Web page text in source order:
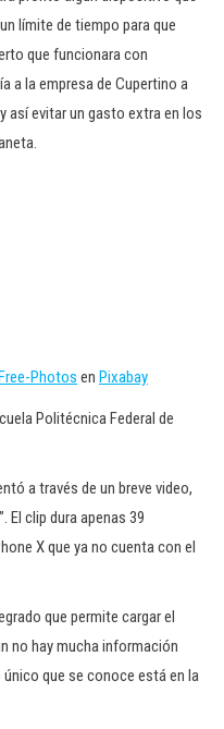
límite de tiempo para que
que funcionara con
a la empresa de Cupertino a
así evitar un gasto extra en los
Photos en Pixabay
Politécnica Federal de
a través de un breve video,
El clip dura apenas 39
X que ya no cuenta con el
que permite cargar el
no hay mucha información
que se conoce está en la